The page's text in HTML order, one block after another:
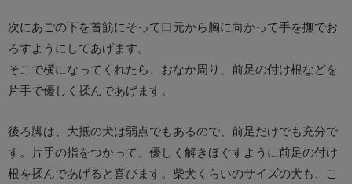
次にあごの下を首筋にそって口元から胸に向かって手を撫でお
ろすようにしてあげます。
そこで横になってくれたら、おなか周り、前足の付け根などを
片手で優しく揉んであげます。
後ろ脚は、大抵の犬は弱点でもあるので、前足だけでも充分で
す。片手の指をつかって、優しく解きほぐすように前足の付け
根を揉んであげると喜びます。柴犬くらいのサイズの犬も、こ